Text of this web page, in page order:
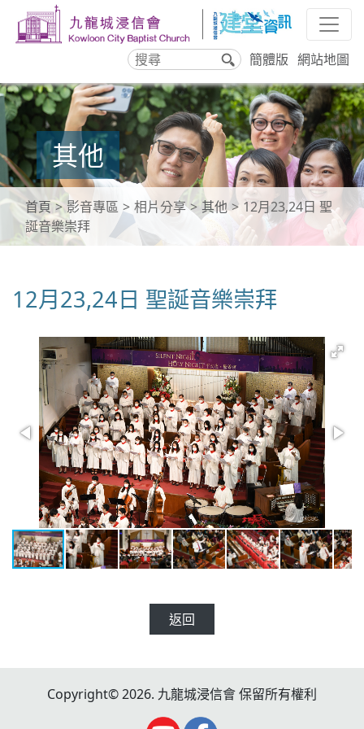
搜
尋
簡體版 網站地圖
其他
首頁 影音專區 相片分享 其他
12月23,24日 聖
誕音樂崇拜
12月23,24日 聖誕音樂崇拜
返回
Copyright© 2026. 九龍城浸信會 保留所有權利